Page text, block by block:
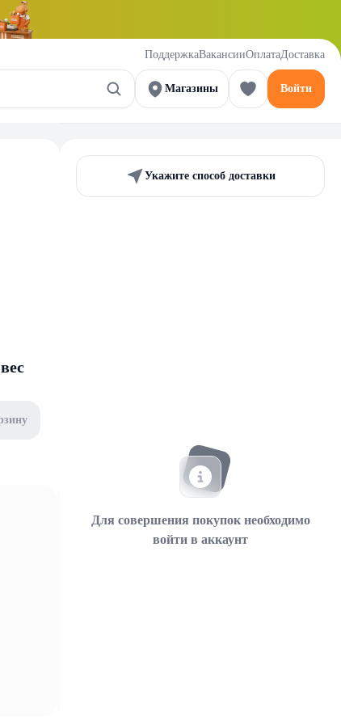
ПоддержкаВакансииОплатаДоставка
Магазины Войти
Укажите способ доставки
Для совершения покупок необходимо
войти в аккаунт